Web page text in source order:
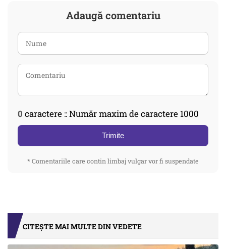
Adaugă comentariu
0 caractere :: Număr maxim de caractere 1000
Trimite
* Comentariile care contin limbaj vulgar vor fi suspendate
CITEȘTE MAI MULTE DIN VEDETE